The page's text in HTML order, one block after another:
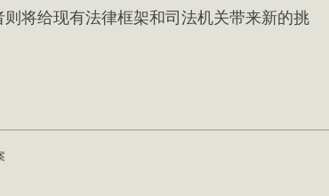
将给现有法律框架和司法机关带来新的挑